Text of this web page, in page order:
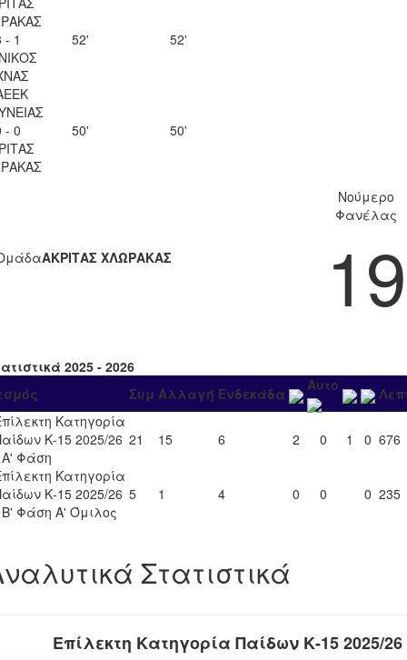
- 1
52' 52'
- 0
50' 50'
ΑΚΡΙΤΑΣ ΧΛΩΡΑΚΑΣ
Νούμερο
Φανέλας
19
2025 - 2026
Συμ Αλλαγή Ενδεκάδα Αυτο
Κατηγορία
Κ-15 2025/26
Φάση
21 15 6 2 0 1 0 676
Κατηγορία
Κ-15 2025/26
Φάση Α' Όμιλος
5 1 4 0 0 0 235
Στατιστικά
Επίλεκτη Κατηγορία Παίδων Κ-15 2025/26